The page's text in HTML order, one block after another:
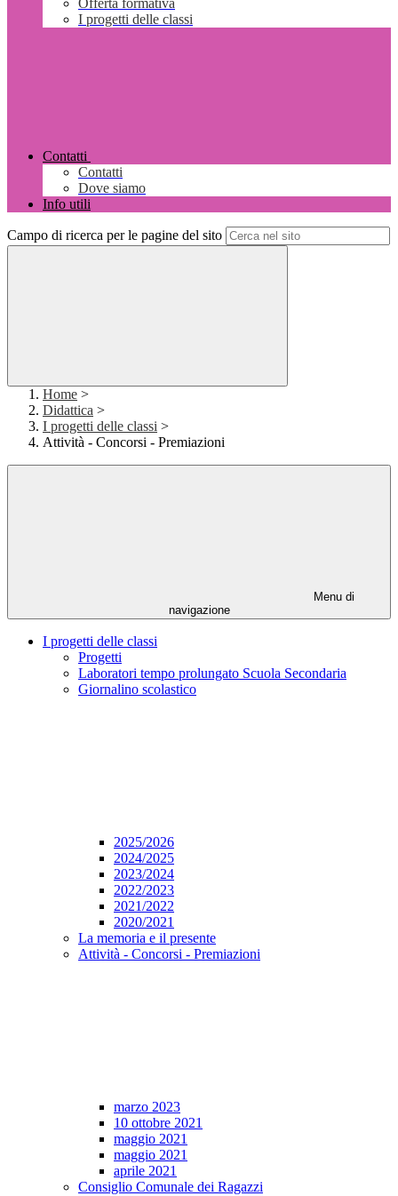
Offerta formativa
I progetti delle classi
Contatti
Contatti
Dove siamo
Info utili
Campo di ricerca per le pagine del sito
Home >
Didattica >
I progetti delle classi >
Attività - Concorsi - Premiazioni
Menu di
navigazione
I progetti delle classi
Progetti
Laboratori tempo prolungato Scuola Secondaria
Giornalino scolastico
2025/2026
2024/2025
2023/2024
2022/2023
2021/2022
2020/2021
La memoria e il presente
Attività - Concorsi - Premiazioni
marzo 2023
10 ottobre 2021
maggio 2021
maggio 2021
aprile 2021
Consiglio Comunale dei Ragazzi